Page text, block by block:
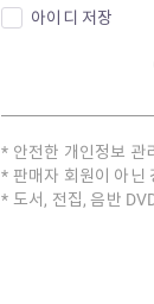
아이디 저장
안전한 개인정보 관
판매자 회원이 아닌
도서, 전집, 음반